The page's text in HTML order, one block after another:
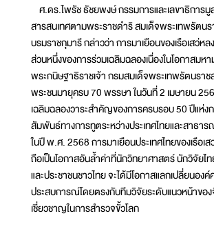
ศ.ดร.ไพรัช ธัชยพงษ์ กรรมการและเลขาธิการมู
สารสนเทศตามพระราชดำริ สมเด็จพระเทพรัตน
บรมราชกุมารี กล่าวว่า การมาเยือนของเรือเสว่หล
ส่วนหนึ่งของการร่วมเฉลิมฉลองเนื่องในโอกาสมห
พระกนิษฐาธิราชเจ้า กรมสมเด็จพระเทพรัตนรา
พระชนมายุครบ 70 พรรษา ในวันที่ 2 เมษายน
เฉลิมฉลองวาระสำคัญของการครบรอบ 50 ปีแห่
สัมพันธ์ทางการทูตระหว่างประเทศไทยและสาธา
ในปี พ.ศ. 2568 การมาเยือนประเทศไทยของเรือเ
ถือเป็นโอกาสอันล้ำค่าที่นักวิทยาศาสตร์ นักวิจัยไท
และประชาชนชาวไทย จะได้มีโอกาสแลกเปลี่ยนองค์
ประสบการณ์โดยตรงกับทีมวิจัยระดับแนวหน้าขอ
เชี่ยวชาญในการสำรวจขั้วโลก